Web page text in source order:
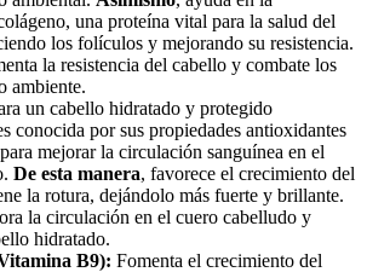
una proteína vital para la salud del
los folículos y mejorando su resistencia.
la resistencia del cabello y combate los
ambiente.
un cabello hidratado y protegido
conocida por sus propiedades antioxidantes
mejorar la circulación sanguínea en el
De esta manera, favorece el crecimiento del
la rotura, dejándolo más fuerte y brillante.
la circulación en el cuero cabelludo y
hidratado.
B9): Fomenta el crecimiento del